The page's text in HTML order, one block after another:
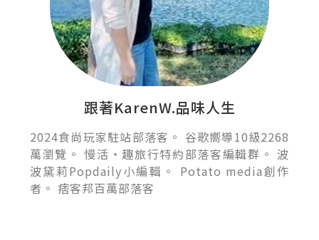
跟著KarenW.品味人生
2024食尚玩家駐站部落客。 谷歌嚮導10級2268
萬瀏覽。 慢活‧趣旅行特約部落客編輯群。 波
波黛莉Popdaily小編輯。 Potato media創作
者。 痞客邦百萬部落客